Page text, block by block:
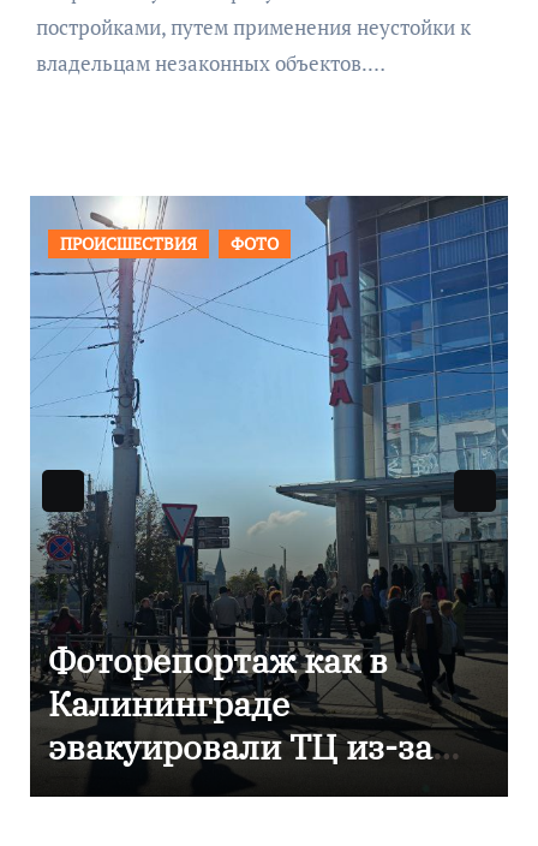
постройками, путем применения неустойки к
владельцам незаконных объектов.…
ПРОИСШЕСТВИЯ ФОТО
Фоторепортаж как в
Калининграде
эвакуировали ТЦ из-за
сообщения о